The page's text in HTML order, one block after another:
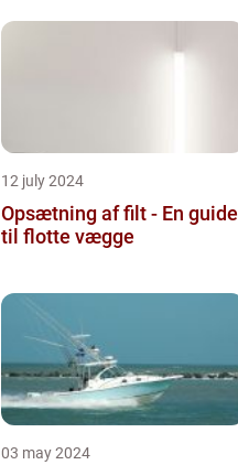
12 july 2024
Opsætning af filt - En guide
til flotte vægge
03 may 2024